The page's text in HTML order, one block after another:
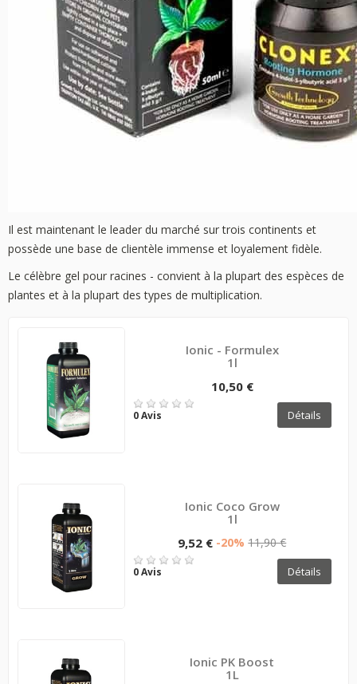
Il est maintenant le leader du marché sur trois continents et
possède une base de clientèle immense et loyalement fidèle.
Le célèbre gel pour racines - convient à la plupart des espèces de
plantes et à la plupart des types de multiplication.
Ionic - Formulex
1l
10,50 €
0 Avis Détails
Ionic Coco Grow
1l
9,52 € -20% 11,90 €
0 Avis Détails
Ionic PK Boost
1L